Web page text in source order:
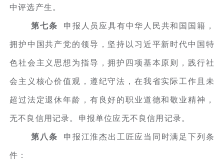
中评选产生。
第七条 申报人员应具有中华人民共和国国籍，
拥护中国共产党的领导，坚持以习近平新时代中国特
色社会主义思想为指导，拥护四项基本原则，践行社
会主义核心价值观，遵纪守法，在我省实际工作且未
超过法定退休年龄，有良好的职业道德和敬业精神，
无不良信用记录。申报单位应无不良信用记录。
第八条 申报江淮杰出工匠应当同时满足下列条
件：